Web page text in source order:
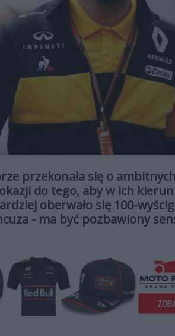
przekonała się o
do tego, aby w ich
oberwało się 100-
- ma być pozbawiony